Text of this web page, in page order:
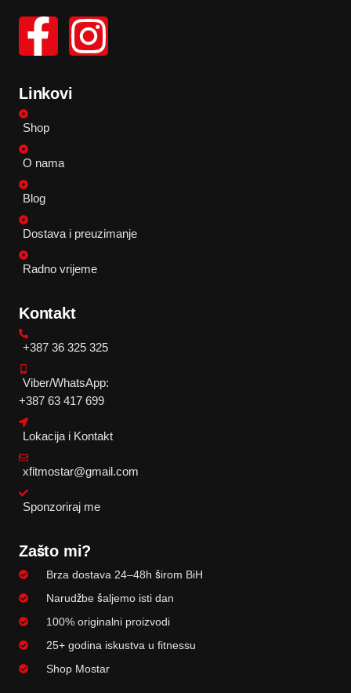
Linkovi
Shop
O nama
Blog
Dostava i preuzimanje
Radno vrijeme
Kontakt
+387 36 325 325
Viber/WhatsApp:
+387 63 417 699
Lokacija i Kontakt
xfitmostar@gmail.com
Sponzoriraj me
Zašto mi?
Brza dostava 24–48h širom BiH
Narudžbe šaljemo isti dan
100% originalni proizvodi
25+ godina iskustva u fitnessu
Shop Mostar